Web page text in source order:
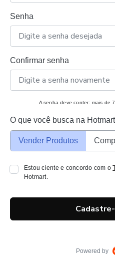
Senha
Confirmar senha
A senha deve conter: mais de
O que você busca na
Vender Produtos
Estou ciente e concordo com o
Hotmart.
Powered by